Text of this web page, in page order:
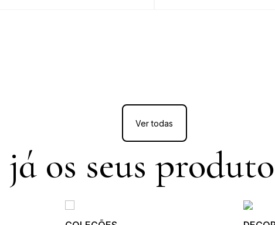
Ver todas
os seus